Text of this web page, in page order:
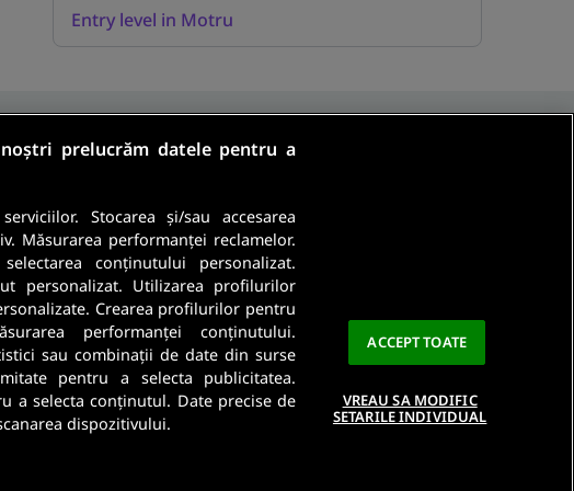
Entry level in Motru
este importanta pentru noi. CitestePolitica De
prelucrăm datele pentru a
Stocarea și/sau accesarea
Măsurarea performanței reclamelor.
conținutului personalizat.
personalizat. Utilizarea profilurilor
Crearea profilurilor pentru
performanței conținutului.
sau combinații de date din surse
pentru a selecta publicitatea.
a selecta conținutul. Date precise de
dispozitivului.
ACCEPT TOATE
VREAU SA MODIFIC
SETARILE INDIVIDUAL